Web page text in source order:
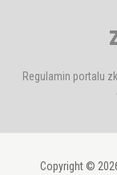
Regulamin portalu
Copyright ©